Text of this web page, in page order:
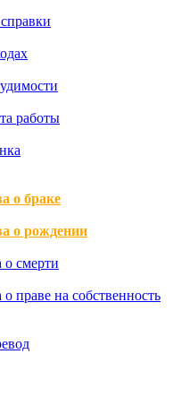
работы
о браке
о рождении
о смерти
праве на собственность